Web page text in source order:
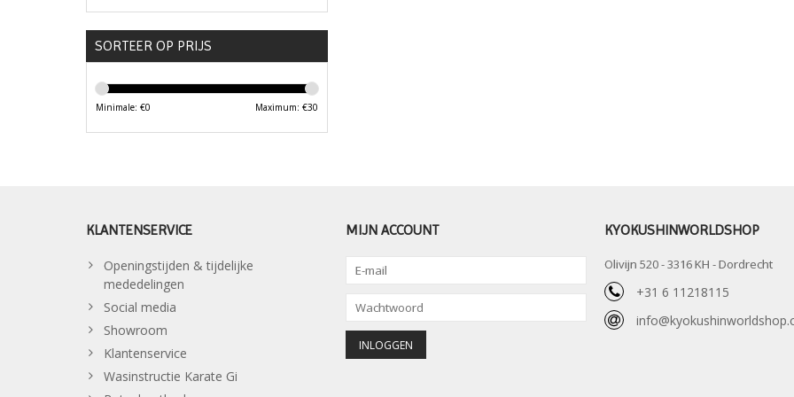
SORTEER OP PRIJS
Minimale: €0 Maximum: €30
KLANTENSERVICE
Openingstijden & tijdelijke
mededelingen
Social media
Showroom
Klantenservice
Wasinstructie Karate Gi
MIJN ACCOUNT KYOKUSHINWORLDSHOP
Olivijn 520 - 3316 KH - Dordrecht
+31 6 11218115